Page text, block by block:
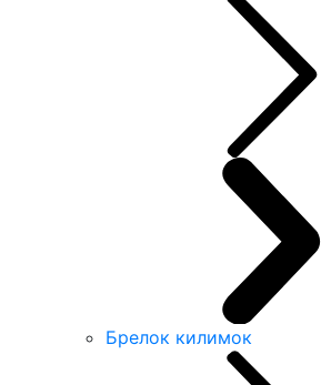
Брелок килимок